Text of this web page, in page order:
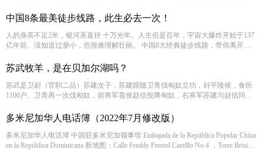
中国8条最美徒步线路，此生必去一次！
人的身高不足2米，银河系直径 十万光年。人生但是百年，宇宙大爆炸开始于137
亿年前。没知道过渺小，也很难理解壮丽。 中国8大经典徒步线路，带你离开拥
苏武牧羊，是在贝加尔湖吗？
苏武是卫尉（官职二品）苏建次子，苏建跟随卫青伐匈奴立功，封平陵侯，食邑
1100户。卫青再一次伐匈奴，前将军翕侯赵信投降匈奴，右将军苏建与赵信同
死在任上。
多米尼加华人电话簿（2022年7月修改版）
多米尼加华人电话簿 ​中国驻多米尼加领事馆 Embajada de la República Popular China
en la República Dominicana 新地图：Calle Freddy Prestol Castillo No.4 ，Torre Bristol,